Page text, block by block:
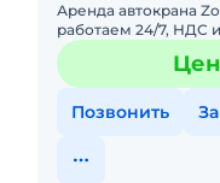
Аренда автокрана
работаем 24/7, НДС
документы. АРЕНДА
ZAT3000V 300
Позвонить